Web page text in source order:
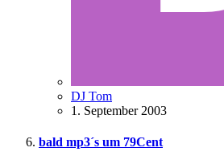
DJ Tom
1. September 2003
bald mp3´s um 79Cent